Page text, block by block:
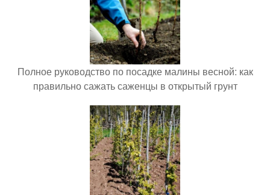
Полное руководство по посадке малины весной: как
правильно сажать саженцы в открытый грунт